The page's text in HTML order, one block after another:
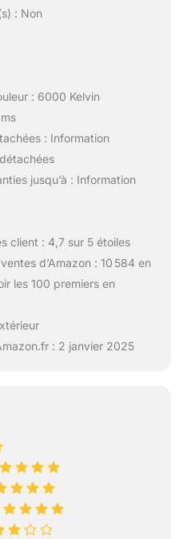
: Non
: 6000 Kelvin
: Information
jusqu’à : Information
client : 4,7 sur 5 étoiles
d’Amazon : 10 584 en
les 100 premiers en
: 2 janvier 2025